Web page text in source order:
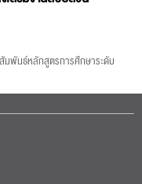
มพันธ์หลักสูตรการศึกษาระดับ